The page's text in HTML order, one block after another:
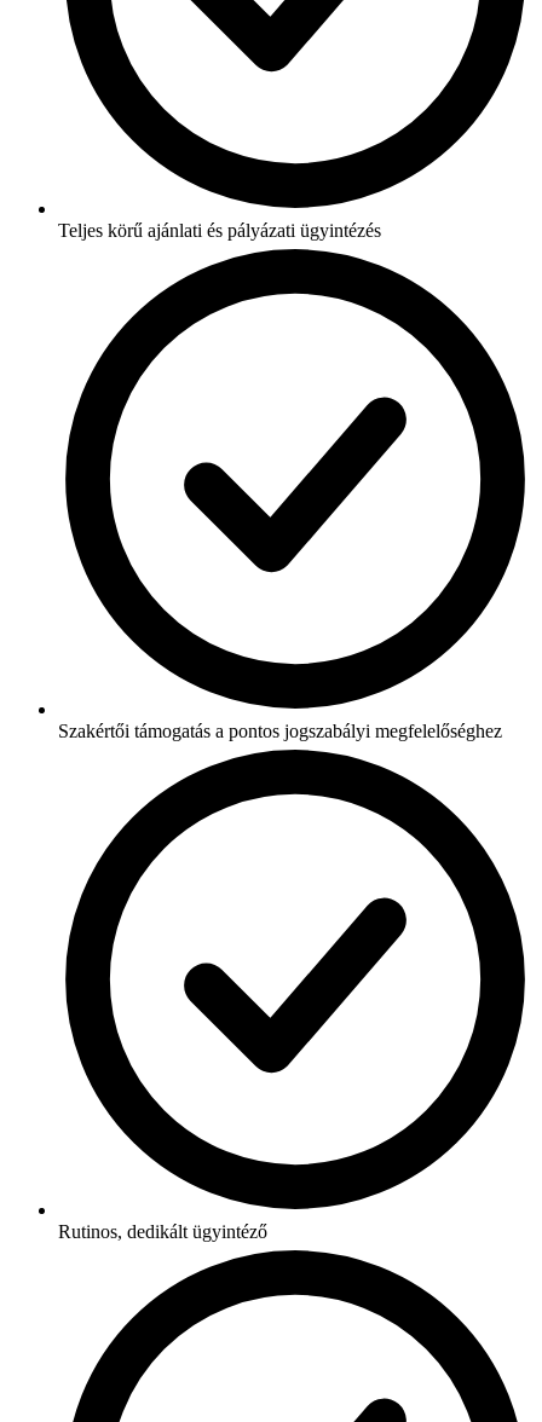
Teljes körű ajánlati és pályázati ügyintézés
Szakértői támogatás a pontos jogszabályi megfelelőséghez
Rutinos, dedikált ügyintéző